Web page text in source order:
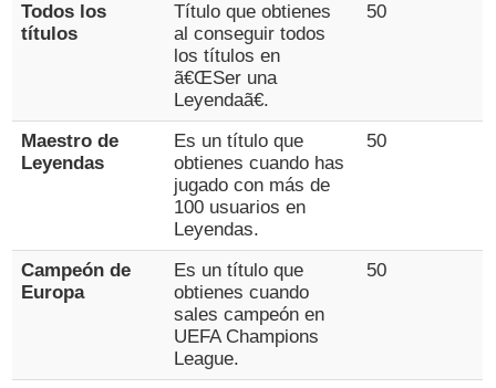
Todos los
títulos
Título que obtienes
al conseguir todos
los títulos en
ã€ŒSer una
Leyendaã€.
50
Maestro de
Leyendas
Es un título que
obtienes cuando has
jugado con más de
100 usuarios en
Leyendas.
50
Campeón de
Europa
Es un título que
obtienes cuando
sales campeón en
UEFA Champions
League.
50